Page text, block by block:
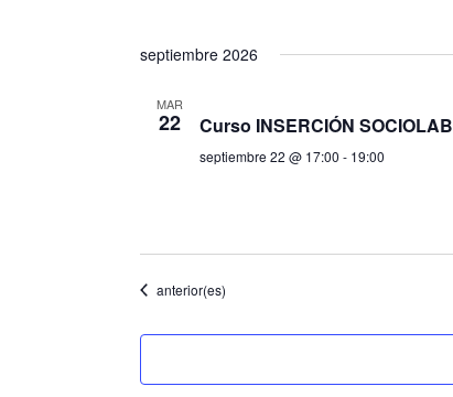
septiembre 2026
MAR
22 Curso INSERCIÓN
septiembre 22 @ 17:00 - 19:00
Eventos
anterior(es)